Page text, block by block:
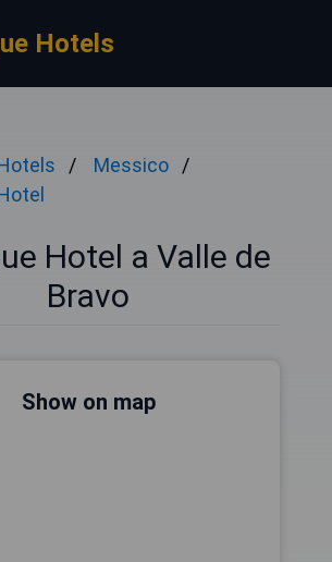
Hotels
Messico
Hotel a Valle de
Bravo
Show on map